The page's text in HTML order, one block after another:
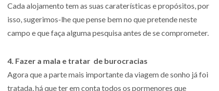
Cada alojamento tem as suas caraterísticas e propósitos, por
isso, sugerimos-lhe que pense bem no que pretende neste
campo e que faça alguma pesquisa antes de se comprometer.
4. Fazer a mala e tratar de burocracias
Agora que a parte mais importante da viagem de sonho já foi
tratada, há que ter em conta todos os pormenores que